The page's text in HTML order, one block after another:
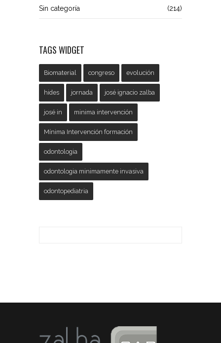
Sin categoría (214)
TAGS WIDGET
Biomaterial congreso evolución
hides jornada josé ignacio zalba
josé in minima intervención
Mínima Intervención formación
odontologia
odontologia minimamente invasiva
odontopediatria